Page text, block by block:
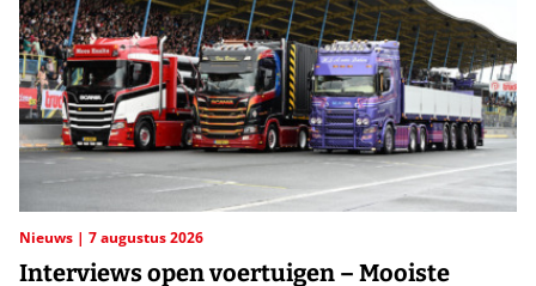
Nieuws 7 augustus 2026
Interviews open voertuigen – Mooiste